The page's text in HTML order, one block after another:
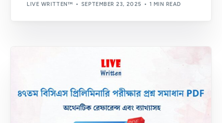
LIVE WRITTEN™ SEPTEMBER 23, 2025 1 MIN READ